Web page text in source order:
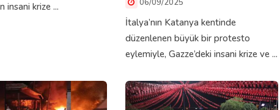
insani krize ...
İtalya’nın Katanya kentinde
düzenlenen büyük bir protesto
eylemiyle, Gazze’deki insani krize ve ...